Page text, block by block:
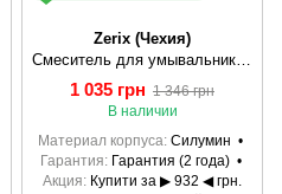
Zerix (Чехия)
Смеситель для умывальника ZERIX PUD1 045 ZX2870
1 035 грн 1 346 грн
В наличии
Материал корпуса Силумин
Гарантия
Гарантия (2 года)
Акция
Купити за ▶ 932 ◀ грн.